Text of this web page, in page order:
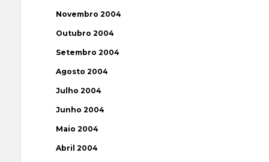
Novembro 2004
Outubro 2004
Setembro 2004
Agosto 2004
Julho 2004
Junho 2004
Maio 2004
Abril 2004